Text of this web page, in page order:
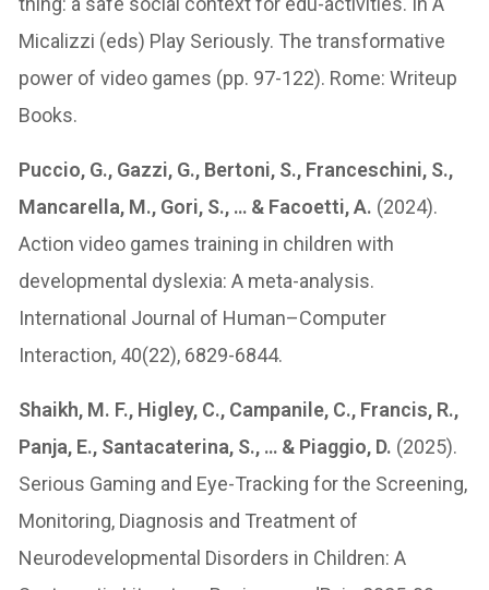
Micalizzi (eds) Play Seriously. The transformative
power of video games (pp. 97-122). Rome: Writeup
Books.
Puccio, G., Gazzi, G., Bertoni, S., Franceschini, S.,
Mancarella, M., Gori, S., … & Facoetti, A. (2024).
Action video games training in children with
developmental dyslexia: A meta-analysis.
International Journal of Human–Computer
Interaction, 40(22), 6829-6844.
Shaikh, M. F., Higley, C., Campanile, C., Francis, R.,
Panja, E., Santacaterina, S., … & Piaggio, D. (2025).
Serious Gaming and Eye-Tracking for the Screening,
Monitoring, Diagnosis and Treatment of
Neurodevelopmental Disorders in Children: A